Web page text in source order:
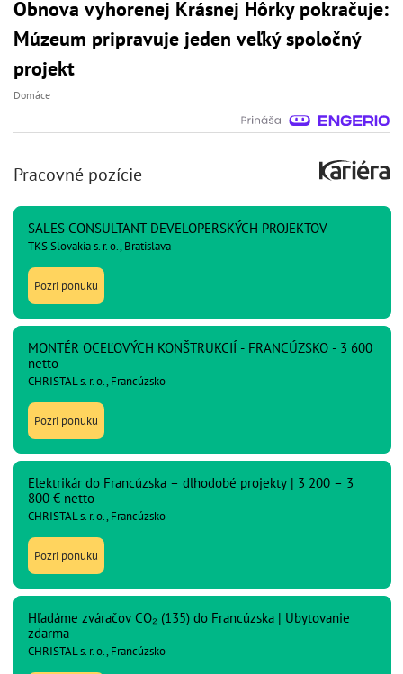
Obnova vyhorenej Krásnej Hôrky pokračuje:
Múzeum pripravuje jeden veľký spoločný
projekt
Domáce
Pracovné pozície
SALES CONSULTANT DEVELOPERSKÝCH PROJEKTOV
TKS Slovakia s. r. o., Bratislava
Pozri ponuku
MONTÉR OCEĽOVÝCH KONŠTRUKCIÍ - FRANCÚZSKO - 3 600
netto
CHRISTAL s. r. o., Francúzsko
Pozri ponuku
Elektrikár do Francúzska – dlhodobé projekty | 3 200 – 3
800 € netto
CHRISTAL s. r. o., Francúzsko
Pozri ponuku
Hľadáme zváračov CO₂ (135) do Francúzska | Ubytovanie
zdarma
CHRISTAL s. r. o., Francúzsko